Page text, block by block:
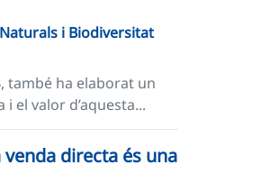
i Biodiversitat
també ha elaborat un
el valor d’aquesta...
directa és una